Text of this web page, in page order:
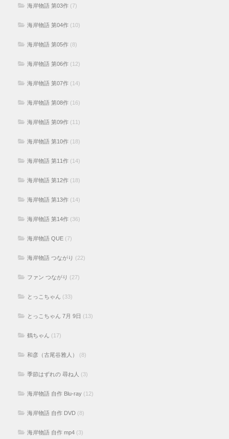
海岸物語 第03作 (7)
海岸物語 第04作 (10)
海岸物語 第05作 (8)
海岸物語 第06作 (12)
海岸物語 第07作 (14)
海岸物語 第08作 (16)
海岸物語 第09作 (11)
海岸物語 第10作 (18)
海岸物語 第11作 (14)
海岸物語 第12作 (18)
海岸物語 第13作 (14)
海岸物語 第14作 (36)
海岸物語 QUE (7)
海岸物語 つながり (22)
ファン つながり (27)
とっこちゃん (33)
とっこちゃん 7月 9日 (13)
鶴ちゃん (17)
和彦（古尾谷雅人） (8)
季節はずれの 尋ね人 (3)
海岸物語 自作 Blu-ray (12)
海岸物語 自作 DVD (8)
海岸物語 自作 mp4 (3)